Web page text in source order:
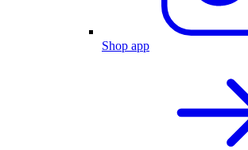
Shop app